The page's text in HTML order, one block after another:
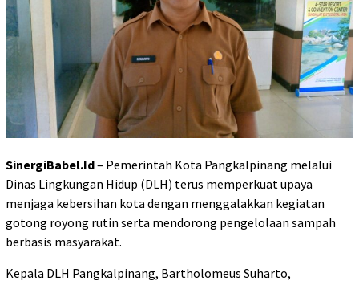
SinergiBabel.Id– Pemerintah Kota Pangkalpinang melalui
Dinas Lingkungan Hidup (DLH) terus memperkuat upaya
menjaga kebersihan kota dengan menggalakkan kegiatan
gotong royong rutin serta mendorong pengelolaan sampah
berbasis masyarakat.
Kepala DLH Pangkalpinang, Bartholomeus Suharto,